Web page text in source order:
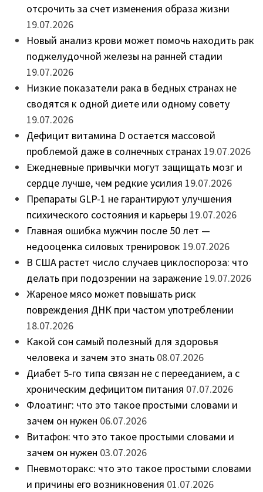
отсрочить за счет изменения образа жизни
19.07.2026
Новый анализ крови может помочь находить рак
поджелудочной железы на ранней стадии
19.07.2026
Низкие показатели рака в бедных странах не
сводятся к одной диете или одному совету
19.07.2026
Дефицит витамина D остается массовой
проблемой даже в солнечных странах 19.07.2026
Ежедневные привычки могут защищать мозг и
сердце лучше, чем редкие усилия 19.07.2026
Препараты GLP-1 не гарантируют улучшения
психического состояния и карьеры 19.07.2026
Главная ошибка мужчин после 50 лет —
недооценка силовых тренировок 19.07.2026
В США растет число случаев циклоспороза: что
делать при подозрении на заражение 19.07.2026
Жареное мясо может повышать риск
повреждения ДНК при частом употреблении
18.07.2026
Какой сон самый полезный для здоровья
человека и зачем это знать 08.07.2026
Диабет 5-го типа связан не с перееданием, а с
хроническим дефицитом питания 07.07.2026
Флоатинг: что это такое простыми словами и
зачем он нужен 06.07.2026
Витафон: что это такое простыми словами и
зачем он нужен 03.07.2026
Пневмоторакс: что это такое простыми словами
и причины его возникновения 01.07.2026